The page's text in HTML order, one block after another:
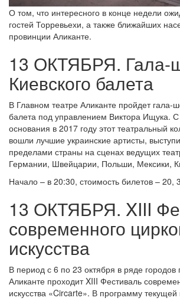
О том, что интересного в конце недели
гостей Торревьехи, а также ближайших
провинции Аликанте.
13 ОКТЯБРЯ. Гала-
Киевского балета
В Главном театре Аликанте пройдет гала-
балета под управлением Виктора Ищука.
основания в 2017 году этот театральный
вошли лучшие украинские артисты,
пределами страны на сценах ведущих
Германии, Швейцарии, Польши, Мексики,
Начало – в 20:30, стоимость билетов – 20,
13 ОКТЯБРЯ. XIII
современного
искусства
В период с 6 по 23 октября в ряде городов
Аликанте проходит XIII Фестиваль
искусства «Circarte». В программу